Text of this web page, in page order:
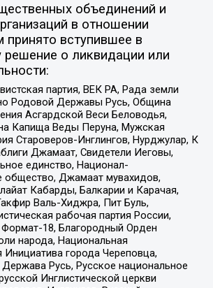
объединений и
в отношении
принято вступившее в
решение о ликвидации или
партия, ВЕК РА, Рада земли
Родовой Державы Русь, Община
Асгардской Веси Беловодья,
Капища Веды Перуна, Мужская
Староверов-Инглингов, Нурджулар, К
Джамаат, Свидетели Иеговы,
единство, Национал-
общество, Джамаат мувахидов,
Кабарды, Балкарии и Карачая,
Валь-Хиджра, Пит Буль,
рабочая партия России,
18, Благородный Орден
народа, Национальная
Инициатива города Череповца,
Русь, Русское национальное
Инглистической церкви